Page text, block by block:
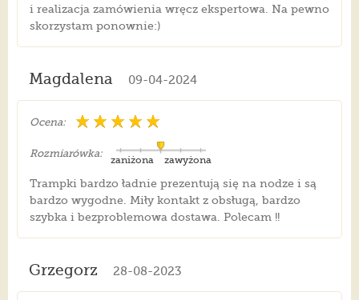
i realizacja zamówienia wręcz ekspertowa. Na pewno
skorzystam ponownie:)
Magdalena 09-04-2024
Ocena:
Rozmiarówka:
zawyżona
zaniżona
Trampki bardzo ładnie prezentują się na nodze i są
bardzo wygodne. Miły kontakt z obsługą, bardzo
szybka i bezproblemowa dostawa. Polecam !!
Grzegorz 28-08-2023